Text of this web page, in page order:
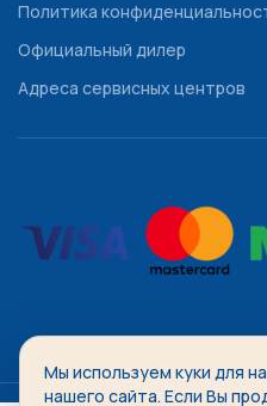
Политика
Официальный дилер
Адреса сервисных центров
WATCHDIVISION 2014-
Мы используем куки для
нашего сайта. Если Вы